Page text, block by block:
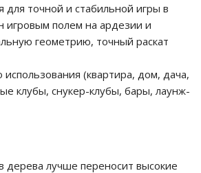
точной и стабильной игры в
игровым полем на ардезии и
геометрию, точный раскат
(квартира, дом, дача,
клубы, снукер-клубы, бары, лаунж-
дерева лучше переносит высокие